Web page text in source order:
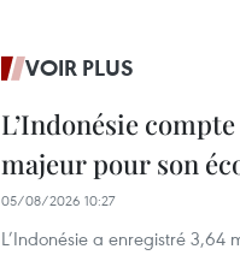
VOIR PLUS
L’Indonésie
majeur pour son
05/08/2026 10:27
L’Indonésie a enregistré 3,64